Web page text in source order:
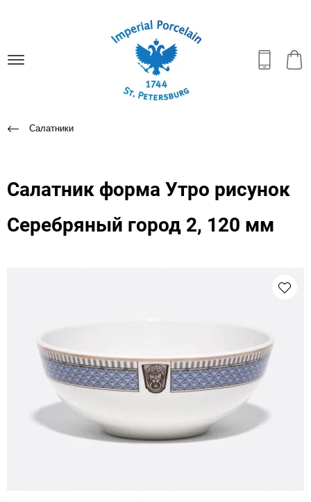
Салатники
Салатник форма Утро рисунок
Серебряный город 2, 120 мм